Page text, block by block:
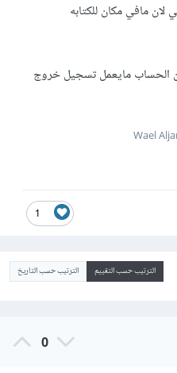
مافي مكان للكتابه
مايعمل تسجيل خروج
1
الترتيب حسب التقييم الترتيب حسب التاريخ
0